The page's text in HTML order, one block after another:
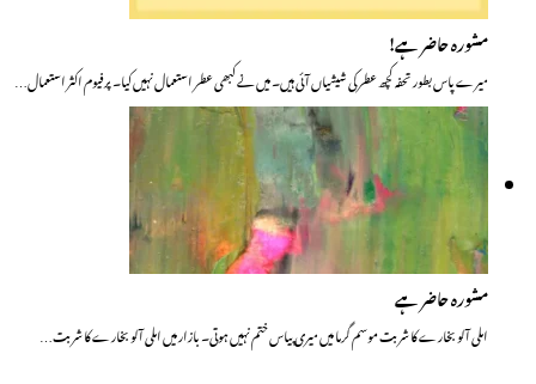
مشورہ حاضر ہے!
میرے پاس بطور تحفہ کچھ عطر کی شیشیاں آئی ہیں۔ میں نے کبھی عطر استعمال نہیں کیا۔ پرفیوم اکثر استعمال…
مشورہ حاضر ہے
املی آلو بخارے کا شربت موسم گرما میں میری پیاس ختم نہیں ہوتی۔ بازار میں املی آلو بخارے کا شربت…